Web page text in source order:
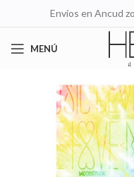
Envíos en Ancud
MENÚ